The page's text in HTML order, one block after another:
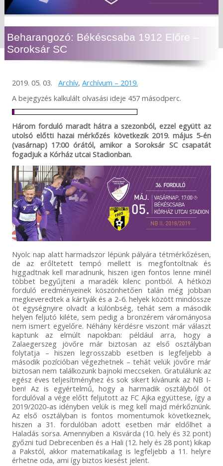
Beharangozó: Békéscsaba 1912 Előre –
Soroksár SC
2019. 05. 03. Archív, Archívum – 2019.
A bejegyzés kalkulált olvasási ideje 457 másodperc.
Három forduló maradt hátra a szezonból, ezzel együtt az
utolsó előtti hazai mérkőzés következik 2019. május 5-én
(vasárnap) 17:00 órától, amikor a Soroksár SC csapatát
fogadjuk a Kórház utcai Stadionban.
Nyolc nap alatt harmadszor lépünk pályára tétmérkőzésen,
de az erőltetett tempó mellett is megfontoltnak és
higgadtnak kell maradnunk, hiszen igen fontos lenne minél
többet begyűjteni a maradék kilenc pontból. A hétközi
forduló eredményeinek köszönhetően talán még jobban
megkeveredtek a kártyák és a 2-6. helyek között mindössze
öt egységnyire olvadt a különbség, tehát sem a második
helyen feljutó kiléte, sem pedig a bronzérem várományosa
nem ismert egyelőre. Néhány kérdésre viszont már választ
kaptunk az elmúlt napokban: például arra, hogy a
Zalaegerszeg jövőre már biztosan az első osztályban
folytatja – hiszen legrosszabb esetben is legfeljebb a
második pozícióban végezhetnek – tehát velük jövőre már
biztosan nem találkozunk bajnoki meccseken. Gratulálunk az
egész éves teljesítményhez és sok sikert kívánunk az NB I-
ben! Az is egyértelmű, hogy a harmadik osztályból öt
fordulóval a vége előtt feljutott az FC Ajka együttese, így a
2019/2020-as idényben velük is meg kell majd mérkőznünk.
Az első osztályban is fontos momentumok következnek,
hiszen a 31. fordulóban adott esetben már eldőlhet a
Haladás sorsa. Amennyiben a Kisvárda (10. hely és 32 pont)
győzni tud Debrecenben és a Hali (12. hely és 28 pont) kikap
a Pakstól, akkor matematikailag is legfeljebb a 11. helyre
érhetne oda, ami így biztos kiesést jelent.